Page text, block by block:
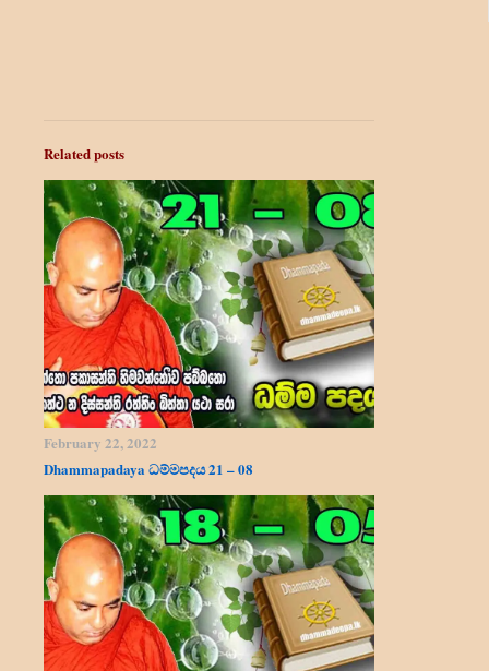
Related posts
February 22, 2022
Dhammapadaya ධම්මපදය 21 – 08